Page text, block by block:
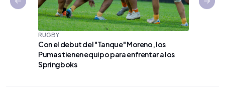
RUGBY
Con el debut del "Tanque" Moreno, los
Pumas tienen equipo para enfrentar a los
Springboks
Previous slide Next